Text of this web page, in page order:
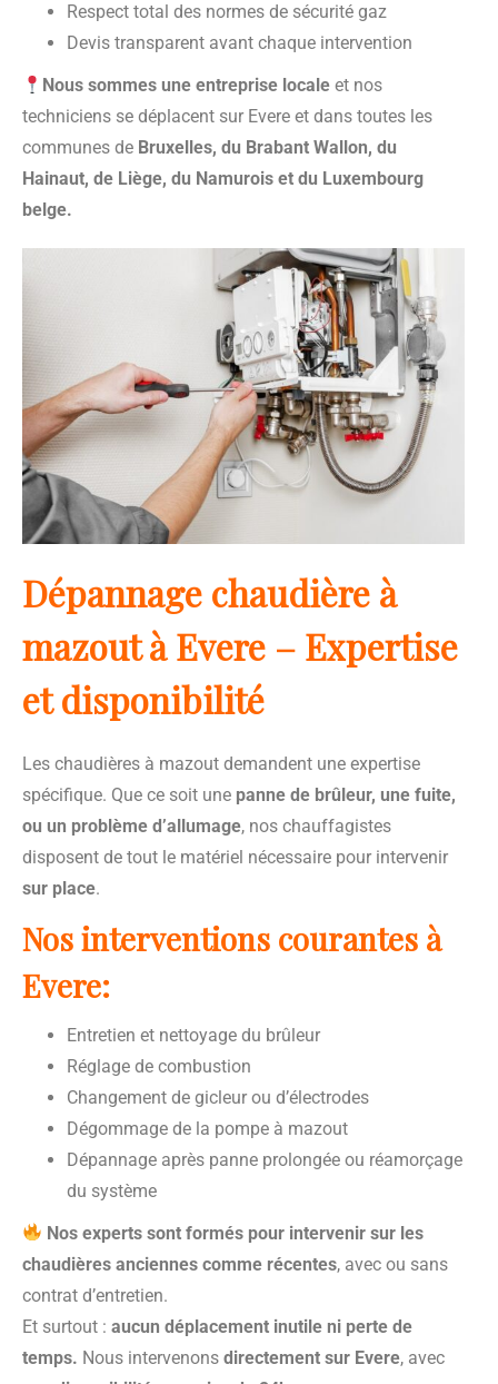
Respect total des normes de sécurité gaz
Devis transparent avant chaque intervention
Nous sommes une entreprise locale et nos
techniciens se déplacent sur Evere et dans toutes les
communes de Bruxelles, du Brabant Wallon, du
Hainaut, de Liège, du Namurois et du Luxembourg
belge.
Dépannage chaudière à
mazout à Evere – Expertise
et disponibilité
Les chaudières à mazout demandent une expertise
spécifique. Que ce soit une panne de brûleur, une fuite,
ou un problème d’allumage, nos chauffagistes
disposent de tout le matériel nécessaire pour intervenir
sur place.
Nos interventions courantes à
Evere:
Entretien et nettoyage du brûleur
Réglage de combustion
Changement de gicleur ou d’électrodes
Dégommage de la pompe à mazout
Dépannage après panne prolongée ou réamorçage
du système
Nos experts sont formés pour intervenir sur les
chaudières anciennes comme récentes, avec ou sans
contrat d’entretien.
Et surtout : aucun déplacement inutile ni perte de
temps. Nous intervenons directement sur Evere, avec